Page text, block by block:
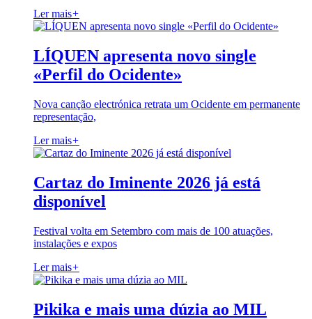
Ler mais+
LÍQUEN apresenta novo single
«Perfil do Ocidente»
Nova canção electrónica retrata um Ocidente em permanente
representação,
Ler mais+
Cartaz do Iminente 2026 já está
disponível
Festival volta em Setembro com mais de 100 atuações,
instalações e expos
Ler mais+
Pikika e mais uma dúzia ao MIL